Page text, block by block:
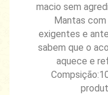
macio sem
Mantas
exigentes e
sabem que o
aquece e